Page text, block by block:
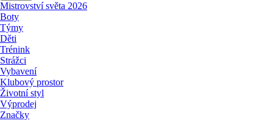
Mistrovství světa 2026
Boty
Týmy
Děti
Trénink
Strážci
Vybavení
Klubový prostor
Životní styl
Výprodej
Značky